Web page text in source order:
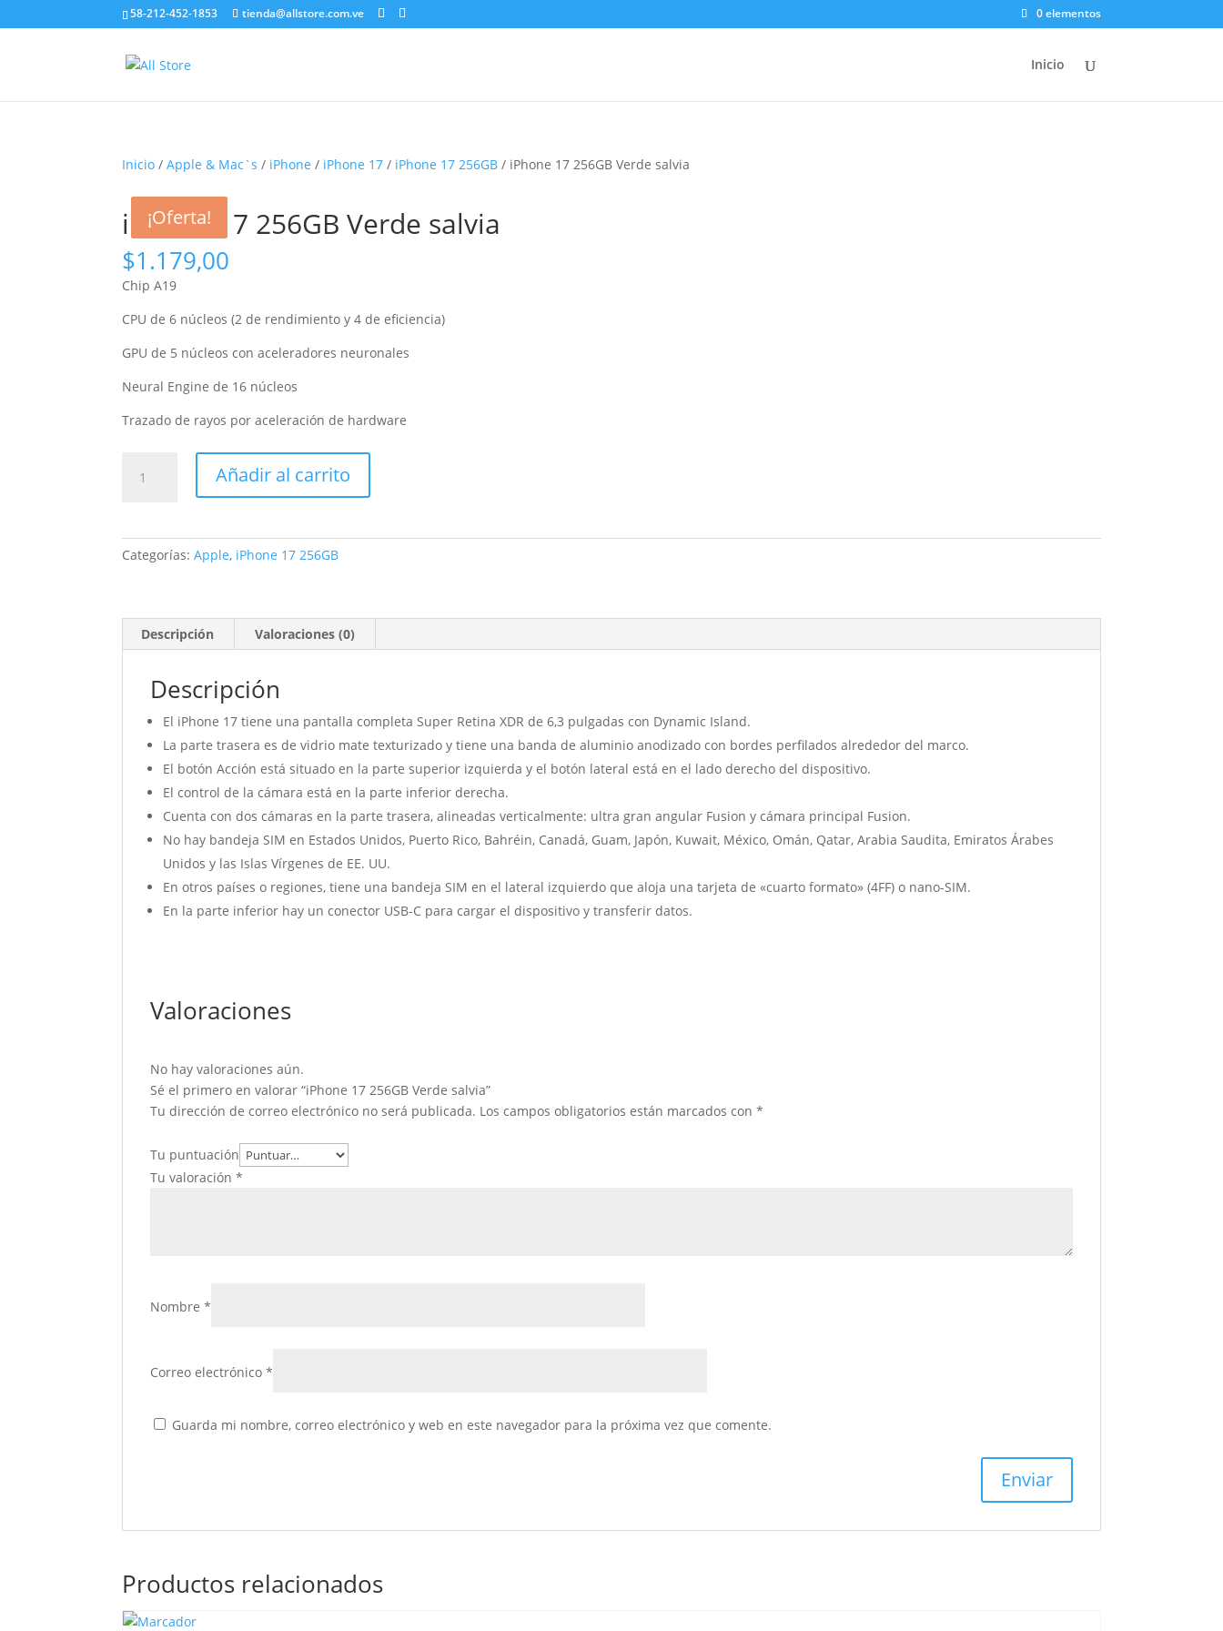
58-212-452-1853 tienda@allstore.com.ve 0 elementos
Inicio
Inicio /Apple & Mac`s / iPhone / iPhone 17 / iPhone 17 256GB / iPhone 17 256GB Verde salvia
iPhone 17 256GB Verde salvia
$1.179,00
Chip A19
CPU de 6 núcleos (2 de rendi­miento y 4 de eficiencia)
GPU de 5 núcleos con aceleradores neuronales
Neural Engine de 16 núcleos
Trazado de rayos por aceleración de hardware
cantidad
Añadir al carrito
Categorías:Apple, iPhone 17 256GB
Descripción Valoraciones (0)
Descripción
El iPhone 17 tiene una pantalla completa Super Retina XDR de 6,3 pulgadas con Dynamic Island.
La parte trasera es de vidrio mate texturizado y tiene una banda de aluminio anodizado con bordes perfilados alrededor del marco.
El botón Acción está situado en la parte superior izquierda y el botón lateral está en el lado derecho del dispositivo.
El control de la cámara está en la parte inferior derecha.
Cuenta con dos cámaras en la parte trasera, alineadas verticalmente: ultra gran angular Fusion y cámara principal Fusion.
No hay bandeja SIM en Estados Unidos, Puerto Rico, Bahréin, Canadá, Guam, Japón, Kuwait, México, Omán, Qatar, Arabia Saudita, Emiratos Árabes
Unidos y las Islas Vírgenes de EE. UU.
En otros países o regiones, tiene una bandeja SIM en el lateral izquierdo que aloja una tarjeta de «cuarto formato» (4FF) o nano-SIM.
En la parte inferior hay un conector USB-C para cargar el dispositivo y transferir datos.
Valoraciones
No hay valoraciones aún.
Sé el primero en valorar “iPhone 17 256GB Verde salvia”
Tu dirección de correo electrónico no será publicada. Los campos obligatorios están marcados con*
Tu puntuación
Tu valoración*
Nombre*
Correo electrónico*
Guarda mi nombre, correo electrónico y web en este navegador para la próxima vez que comente.
Productos relacionados
¡Oferta!
¡Oferta!